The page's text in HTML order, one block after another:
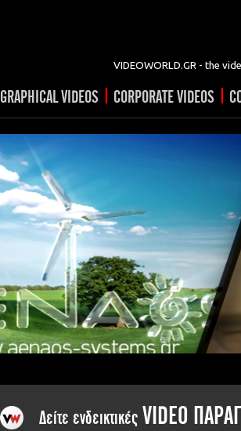
VIDEOWORLD.GR - the
GRAPHICAL VIDEOS | CORPORATE VIDEOS |
Δείτε ενδεικτικές VIDEO